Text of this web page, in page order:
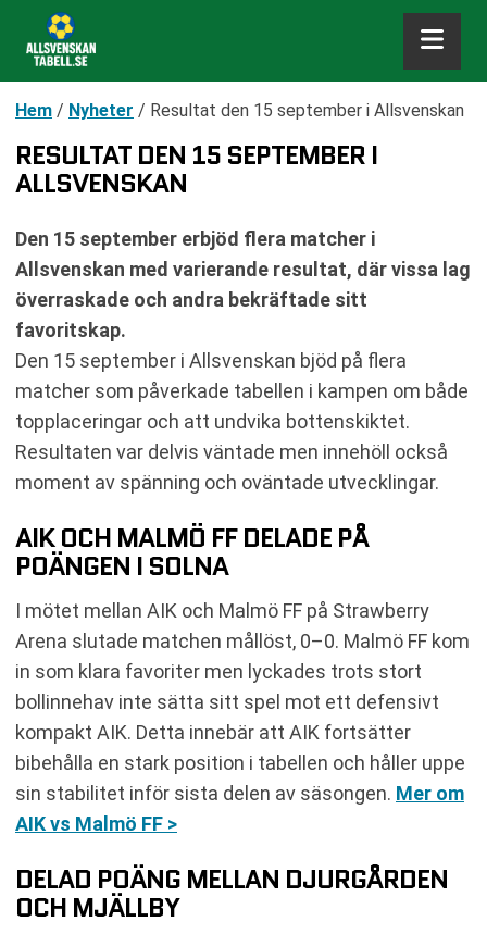
Hem / Nyheter / Resultat den 15 september i Allsvenskan
RESULTAT DEN 15 SEPTEMBER I
ALLSVENSKAN
Den 15 september erbjöd flera matcher i
Allsvenskan med varierande resultat, där vissa lag
överraskade och andra bekräftade sitt
favoritskap.
Den 15 september i Allsvenskan bjöd på flera
matcher som påverkade tabellen i kampen om både
topplaceringar och att undvika bottenskiktet.
Resultaten var delvis väntade men innehöll också
moment av spänning och oväntade utvecklingar.
AIK OCH MALMÖ FF DELADE PÅ
POÄNGEN I SOLNA
I mötet mellan AIK och Malmö FF på Strawberry
Arena slutade matchen mållöst, 0–0. Malmö FF kom
in som klara favoriter men lyckades trots stort
bollinnehav inte sätta sitt spel mot ett defensivt
kompakt AIK. Detta innebär att AIK fortsätter
bibehålla en stark position i tabellen och håller uppe
sin stabilitet inför sista delen av säsongen. Mer om
AIK vs Malmö FF >
DELAD POÄNG MELLAN DJURGÅRDEN
OCH MJÄLLBY